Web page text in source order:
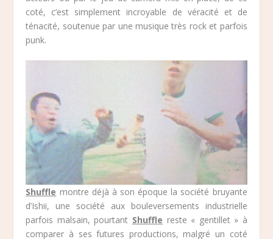
coté, c’est simplement incroyable de véracité et de
ténacité, soutenue par une musique très rock et parfois
punk.
Shuffle montre déjà à son époque la société bruyante
d’Ishii, une société aux bouleversements industrielle
parfois malsain, pourtant Shuffle reste « gentillet » à
comparer à ses futures productions, malgré un coté